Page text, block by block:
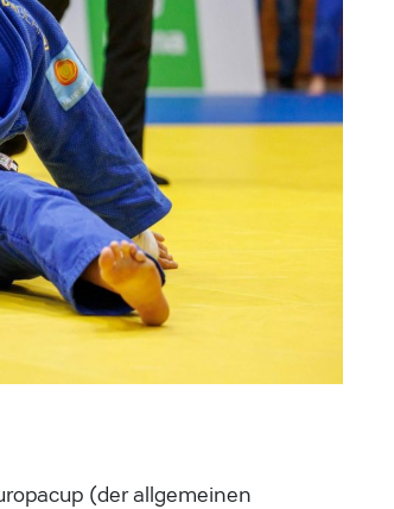
(der allgemeinen